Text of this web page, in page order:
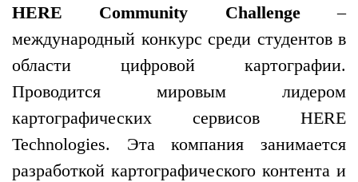
HERE Community Challenge–
международный конкурс среди студентов в
области цифровой картографии.
Проводится мировым лидером
картографических сервисов HERE
Technologies. Эта компания занимается
разработкой картографического контента и